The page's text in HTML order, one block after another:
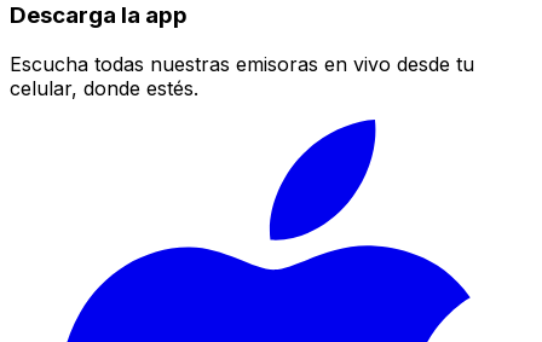
Descarga la app
Escucha todas nuestras emisoras en vivo desde tu
celular, donde estés.